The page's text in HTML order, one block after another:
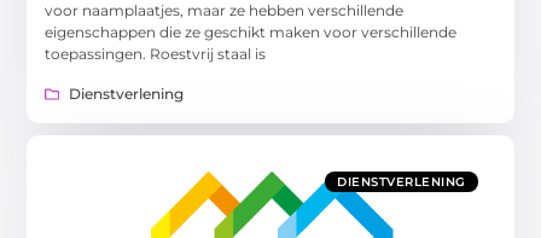
voor naamplaatjes, maar ze hebben verschillende
eigenschappen die ze geschikt maken voor verschillende
toepassingen. Roestvrij staal is
Dienstverlening
DIENSTVERLENING